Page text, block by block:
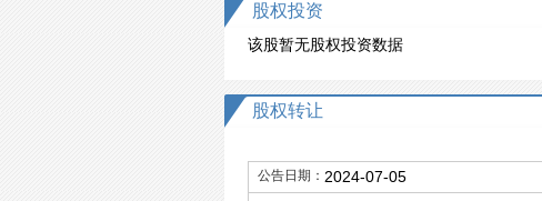
股权投资
该股暂无股权投资数据
股权转让
公告日期： 2024-07-05